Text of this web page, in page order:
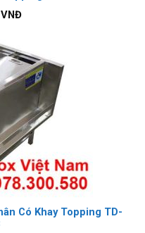
VNĐ
Có Khay Topping TD-